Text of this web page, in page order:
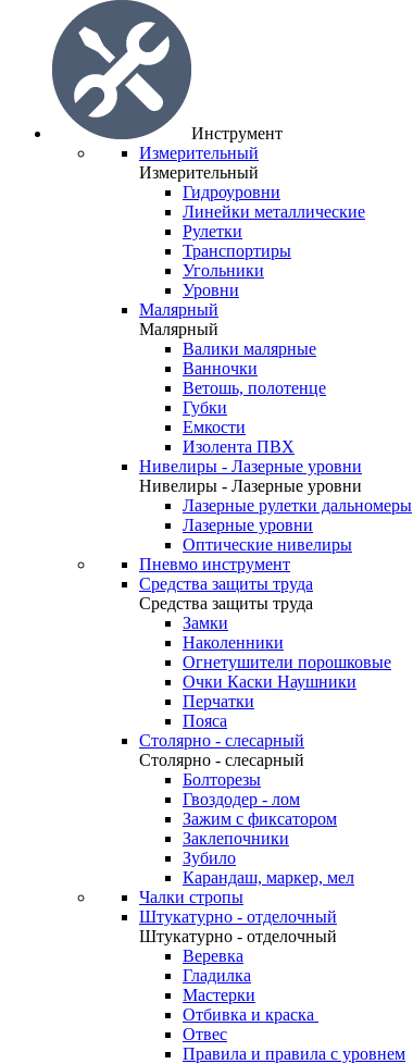
Инструмент
Измерительный
Измерительный
Гидроуровни
Линейки металлические
Рулетки
Транспортиры
Угольники
Уровни
Малярный
Малярный
Валики малярные
Ванночки
Ветошь, полотенце
Губки
Емкости
Изолента ПВХ
Нивелиры - Лазерные уровни
Нивелиры - Лазерные уровни
Лазерные рулетки дальномеры
Лазерные уровни
Оптические нивелиры
Пневмо инструмент
Средства защиты труда
Средства защиты труда
Замки
Наколенники
Огнетушители порошковые
Очки Каски Наушники
Перчатки
Пояса
Столярно - слесарный
Столярно - слесарный
Болторезы
Гвоздодер - лом
Зажим с фиксатором
Заклепочники
Зубило
Карандаш, маркер, мел
Чалки стропы
Штукатурно - отделочный
Штукатурно - отделочный
Веревка
Гладилка
Мастерки
Отбивка и краска
Отвес
Правила и правила с уровнем